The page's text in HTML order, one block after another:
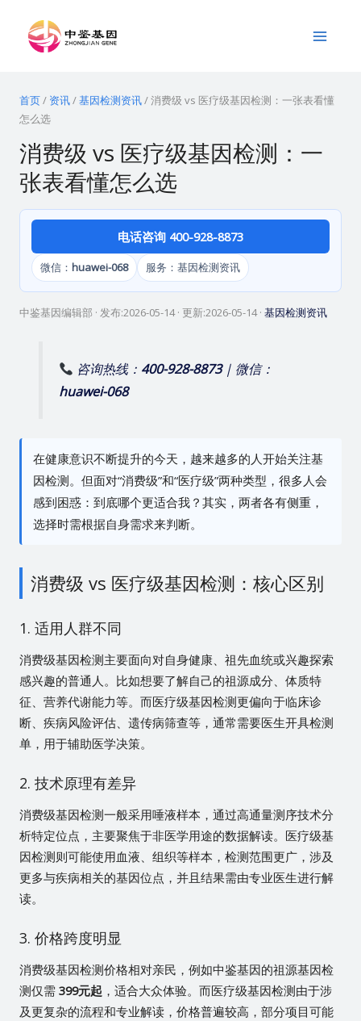
Menu
首页/ 资讯/基因检测资讯/消费级 vs 医疗级基因检测：一张表看懂
怎么选
消费级 vs 医疗级基因检测：一
张表看懂怎么选
电话咨询 400-928-8873
微信： huawei-068 服务：基因检测资讯
中鉴基因编辑部 · 发布:2026-05-14· 更新:2026-05-14· 基因检测资讯
咨询热线： 400-928-8873| 微信：
huawei-068
在健康意识不断提升的今天，越来越多的人开始关注基
因检测。但面对“消费级”和“医疗级”两种类型，很多人会
感到困惑：到底哪个更适合我？其实，两者各有侧重，
选择时需根据自身需求来判断。
消费级 vs 医疗级基因检测：核心区别
1. 适用人群不同
消费级基因检测主要面向对自身健康、祖先血统或兴趣探索
感兴趣的普通人。比如想要了解自己的祖源成分、体质特
征、营养代谢能力等。而医疗级基因检测更偏向于临床诊
断、疾病风险评估、遗传病筛查等，通常需要医生开具检测
单，用于辅助医学决策。
2. 技术原理有差异
消费级基因检测一般采用唾液样本，通过高通量测序技术分
析特定位点，主要聚焦于非医学用途的数据解读。医疗级基
因检测则可能使用血液、组织等样本，检测范围更广，涉及
更多与疾病相关的基因位点，并且结果需由专业医生进行解
读。
3. 价格跨度明显
消费级基因检测价格相对亲民，例如中鉴基因的祖源基因检
测仅需 399元起 ，适合大众体验。而医疗级基因检测由于涉
及更复杂的流程和专业解读，价格普遍较高，部分项目可能